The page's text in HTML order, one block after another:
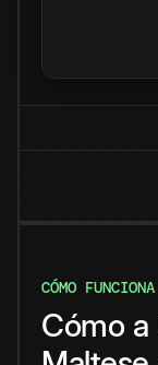
CÓMO FUNCIONA
Cómo a